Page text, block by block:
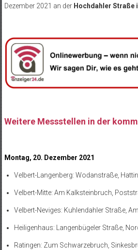
Dezember 2021 an der Hochdahler Straße
Weitere Messstellen in der
Montag, 20. Dezember 2021
Velbert-Langenberg: Wodanstraße,
Velbert-Mitte: Am Kalksteinbruch,
Velbert-Neviges: Kuhlendahler Straße,
Heiligenhaus: Langenbügeler Straße,
Ratingen: Zum Schwarzebruch,